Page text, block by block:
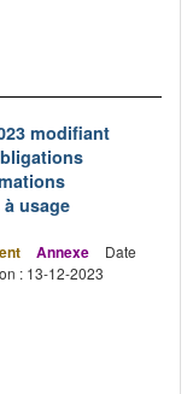
modifiant
usage
Annexe
Date
: 13-12-2023